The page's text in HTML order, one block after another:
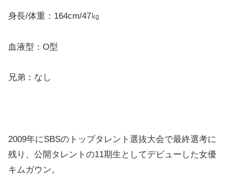
身長/体重：164cm/47㎏
血液型：O型
兄弟：なし
2009年にSBSのトップタレント選抜大会で最終選考に
残り、公開タレントの11期生としてデビューした女優
キムガウン。